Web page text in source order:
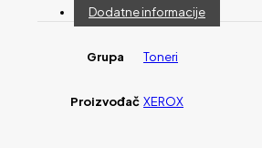
Dodatne informacije
Grupa Toneri
Proizvođač XEROX